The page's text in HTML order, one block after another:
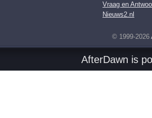
Vraag en
Nieuws2.nl
© 1999-2026
AfterDawn is